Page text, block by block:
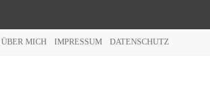
ÜBER MICH IMPRESSUM DATENSCHUTZ